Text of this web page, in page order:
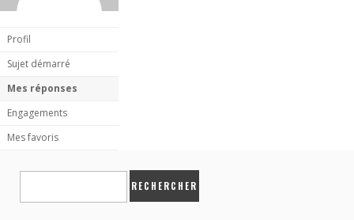
Profil
Sujet démarré
Mes réponses
Engagements
Mes favoris